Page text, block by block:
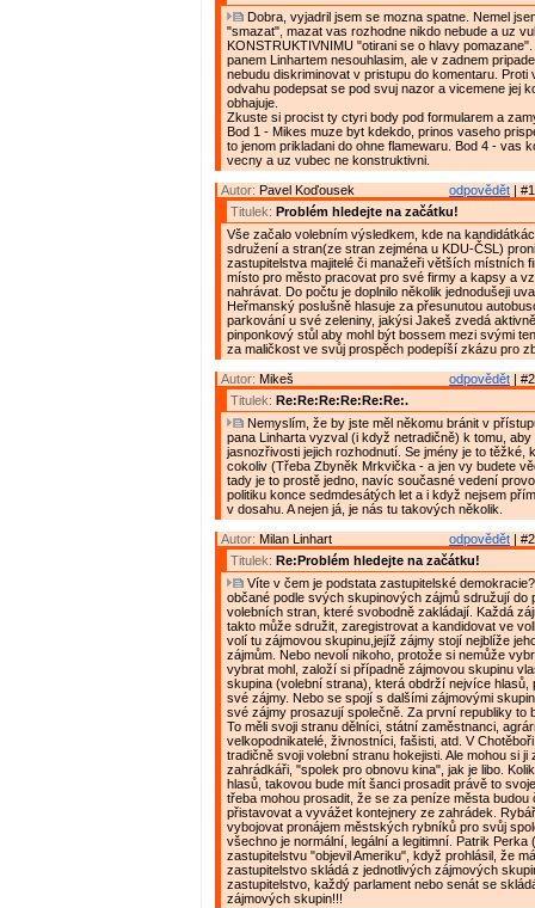
Dobra, vyjadril jsem se mozna spatne. Nemel
"smazat", mazat vas rozhodne nikdo nebude a uz
KONSTRUKTIVNIMU "otirani se o hlavy
panem Linhartem nesouhlasim, ale v zadnem
nebudu diskriminovat v pristupu do komentaru. Proti
odvahu podepsat se pod svuj nazor a vicemene jej
obhajuje.
Zkuste si procist ty ctyri body pod formularem a
Bod 1 - Mikes muze byt kdekdo, prinos vaseho
to jenom prikladani do ohne flamewaru. Bod 4 - vas
vecny a uz vubec ne konstruktivni.
odpovědět |
Autor: Pavel Koďousek
Titulek: Problém hledejte na začátku!
Vše začalo volebním výsledkem, kde na
sdružení a stran(ze stran zejména u KDU-ČSL)
zastupitelstva majitelé či manažeři větších místních
místo pro město pracovat pro své firmy a kapsy a
nahrávat. Do počtu je doplnilo několik jednodušeji
Heřmanský poslušně hlasuje za přesunutou
parkování u své zeleniny, jakýsi Jakeš zvedá
pinponkový stůl aby mohl být bossem mezi svými
za maličkost ve svůj prospěch podepíší zkázu pro
odpovědět |
Autor: Mikeš
Titulek: Re:Re:Re:Re:Re:Re:.
Nemyslím, že by jste měl někomu bránit v
pana Linharta vyzval (i když netradičně) k tomu, aby
jasnozřivosti jejich rozhodnutí. Se jmény je to těžké,
cokoliv (Třeba Zbyněk Mrkvička - a jen vy budete
tady je to prostě jedno, navíc současné vedení
politiku konce sedmdesátých let a i když nejsem
v dosahu. A nejen já, je nás tu takových několik.
odpovědět |
Autor: Milan Linhart
Titulek: Re:Problém hledejte na začátku!
Víte v čem je podstata zastupitelské
občané podle svých skupinových zájmů sdružují do
volebních stran, které svobodně zakládají. Každá
takto může sdružit, zaregistrovat a kandidovat ve
volí tu zájmovou skupinu,jejíž zájmy stojí nejblíže
zájmům. Nebo nevolí nikoho, protože si nemůže
vybrat mohl, založí si případně zájmovou skupinu
skupina (volební strana), která obdrží nejvíce hlasů,
své zájmy. Nebo se spojí s dalšími zájmovými
své zájmy prosazují společně. Za první republiky to
To měli svoji stranu dělníci, státní zaměstnanci,
velkopodnikatelé, živnostníci, fašisti, atd. V
tradičně svoji volební stranu hokejisti. Ale mohou si ji
zahrádkáři, "spolek pro obnovu kina", jak je libo.
hlasů, takovou bude mít šanci prosadit právě to
třeba mohou prosadit, že se za peníze města budou
přistavovat a vyvážet kontejnery ze zahrádek.
vybojovat pronájem městských rybníků pro svůj
všechno je normální, legální a legitimní. Patrik Perka
zastupitelstvu "objevil Ameriku", když prohlásil, že
zastupitelstvo skládá z jednotlivých zájmových
zastupitelstvo, každý parlament nebo senát se
zájmových skupin!!!